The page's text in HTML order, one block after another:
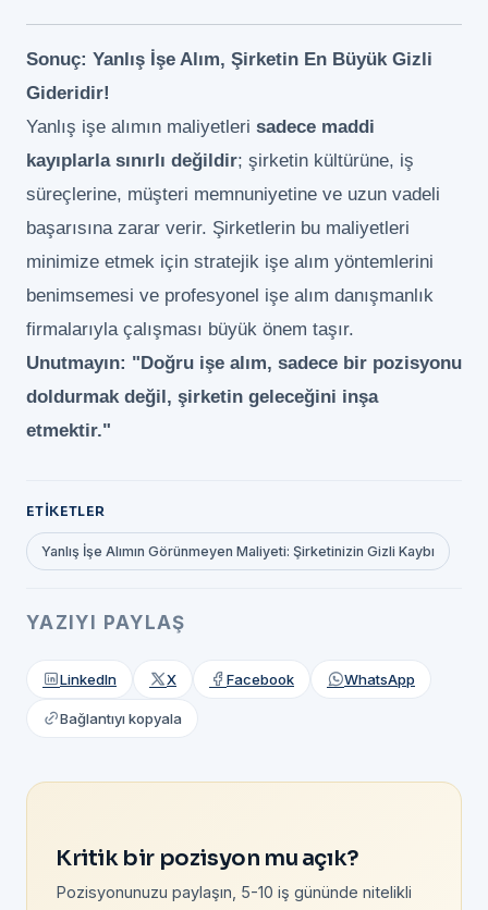
Sonuç: Yanlış İşe Alım, Şirketin En Büyük Gizli
Gideridir!
Yanlış işe alımın maliyetleri sadece maddi
kayıplarla sınırlı değildir; şirketin kültürüne, iş
süreçlerine, müşteri memnuniyetine ve uzun vadeli
başarısına zarar verir. Şirketlerin bu maliyetleri
minimize etmek için stratejik işe alım yöntemlerini
benimsemesi ve profesyonel işe alım danışmanlık
firmalarıyla çalışması büyük önem taşır.
Unutmayın: "Doğru işe alım, sadece bir pozisyonu
doldurmak değil, şirketin geleceğini inşa
etmektir."
ETIKETLER
Yanlış İşe Alımın Görünmeyen Maliyeti: Şirketinizin Gizli Kaybı
YAZIYI PAYLAŞ
LinkedIn X Facebook WhatsApp
Bağlantıyı kopyala
Kritik bir pozisyon mu açık?
Pozisyonunuzu paylaşın, 5-10 iş gününde nitelikli